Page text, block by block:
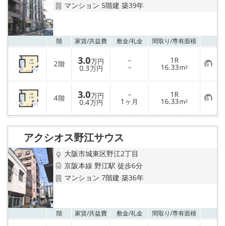
マンション 5階建 築39年
階 家賃/共益費 敷金/礼金 間取り/専有面積
2階 3.0万円
0.3万円
－
－
1R
16.33m² お
気
に
入
り
登
録
4階 3.0万円
0.4万円
－
1 ヶ月
1R
16.33m² お
気
に
り
アクシオス野江サウス
大阪市城東区野江2丁目
京阪本線 野江駅 徒歩6分
マンション 7階建 築36年
階 家賃/共益費 敷金/礼金 間取り/専有面積